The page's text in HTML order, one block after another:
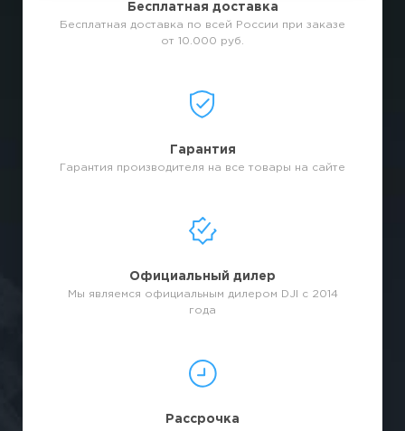
Бесплатная доставка
Бесплатная доставка по всей России при заказе
от 10.000 руб.
Гарантия
Гарантия производителя на все товары на сайте
Официальный дилер
Мы являемся официальным дилером DJI с 2014
года
Рассрочка